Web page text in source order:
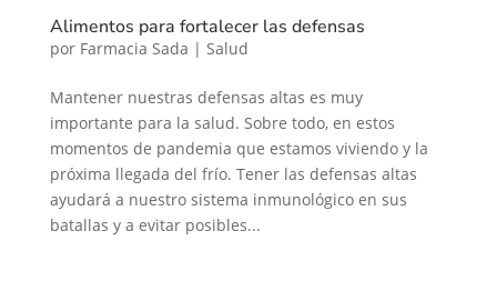
Alimentos para fortalecer las defensas
por Farmacia Sada | Salud
Mantener nuestras defensas altas es muy
importante para la salud. Sobre todo, en estos
momentos de pandemia que estamos viviendo y la
próxima llegada del frío. Tener las defensas altas
ayudará a nuestro sistema inmunológico en sus
batallas y a evitar posibles...